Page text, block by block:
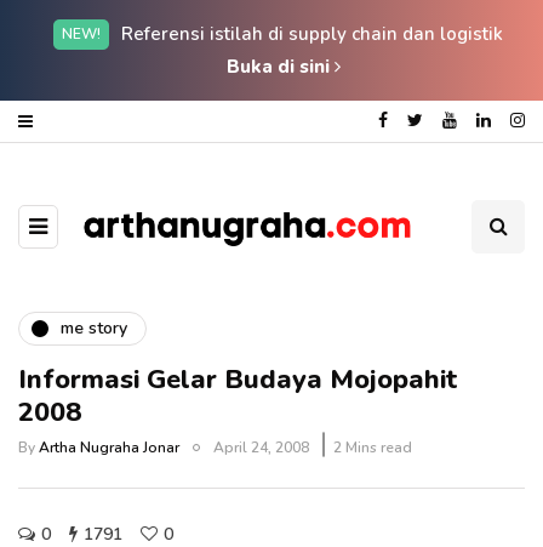
NEW!
Referensi istilah di supply chain dan logistik
Buka di sini
me story
Informasi Gelar Budaya Mojopahit
2008
ByArtha Nugraha Jonar April 24, 2008 2 Mins read
0 1791 0